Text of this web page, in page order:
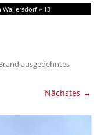
Wallersdorf » 13
ausgedehntes
Nächstes →